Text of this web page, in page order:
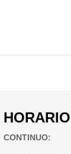
HORARIO
CONTINUO: